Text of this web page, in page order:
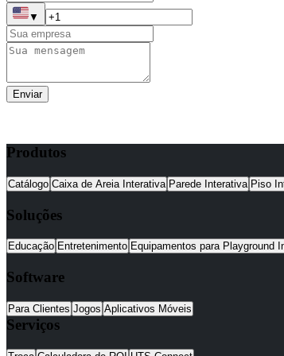
▼
Enviar
Produtos
Catálogo Caixa de Areia Interativa Parede Interativa Piso
Soluções
Educação Entretenimento Equipamentos para Playground
Software
Para Clientes Jogos Aplicativos Móveis
Serviços